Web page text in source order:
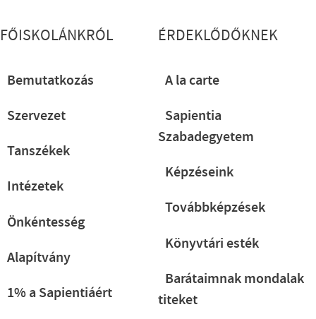
FŐISKOLÁNKRÓL
Bemutatkozás
Szervezet
Tanszékek
Intézetek
Önkéntesség
Alapítvány
1% a Sapientiáért
ÉRDEKLŐDŐKNEK
A la carte
Sapientia
Szabadegyetem
Képzéseink
Továbbképzések
Könyvtári esték
Barátaimnak mondalak
titeket